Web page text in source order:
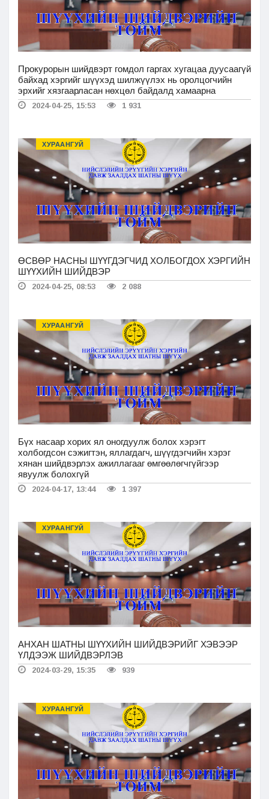
Прокурорын шийдвэрт гомдол гаргах хугацаа дуусаагүй
байхад хэргийг шүүхэд шилжүүлэх нь оролцогчийн
эрхийг хязгаарласан нөхцөл байдалд хамаарна
2024-04-25, 15:53 1 931
ХУРААНГУЙ
ӨСВӨР НАСНЫ ШҮҮГДЭГЧИД ХОЛБОГДОХ ХЭРГИЙН
ШҮҮХИЙН ШИЙДВЭР
2024-04-25, 08:53 2 088
ХУРААНГУЙ
Бүх насаар хорих ял оногдуулж болох хэрэгт
холбогдсон сэжигтэн, яллагдагч, шүүгдэгчийн хэрэг
хянан шийдвэрлэх ажиллагааг өмгөөлөгчгүйгээр
явуулж болохгүй
2024-04-17, 13:44 1 397
ХУРААНГУЙ
АНХАН ШАТНЫ ШҮҮХИЙН ШИЙДВЭРИЙГ ХЭВЭЭР
ҮЛДЭЭЖ ШИЙДВЭРЛЭВ
2024-03-29, 15:35 939
ХУРААНГУЙ